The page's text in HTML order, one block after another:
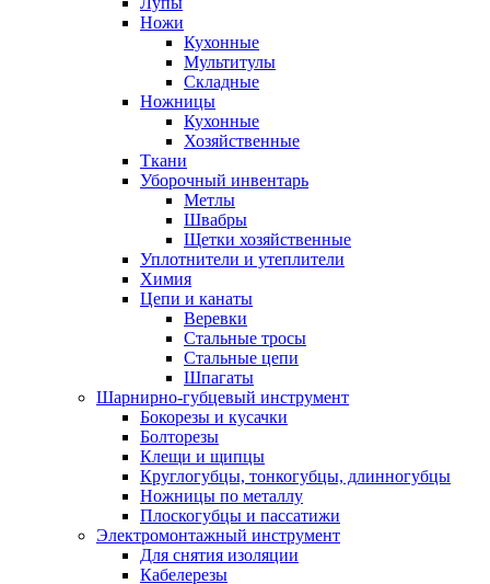
Ножи
Кухонные
Мультитулы
Складные
Ножницы
Кухонные
Хозяйственные
Ткани
Уборочный инвентарь
Метлы
Швабры
Щетки хозяйственные
Уплотнители и утеплители
Химия
Цепи и канаты
Веревки
Стальные тросы
Стальные цепи
Шпагаты
Шарнирно-губцевый инструмент
Бокорезы и кусачки
Болторезы
Клещи и щипцы
Круглогубцы, тонкогубцы, длинногубцы
Ножницы по металлу
Плоскогубцы и пассатижи
Электромонтажный инструмент
Для снятия изоляции
Кабелерезы